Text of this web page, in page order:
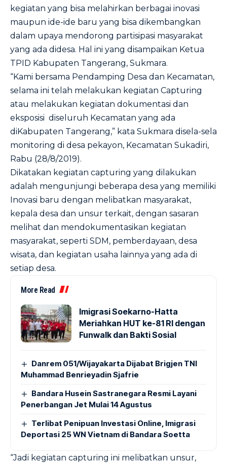
kegiatan yang bisa melahirkan berbagai inovasi
maupun ide-ide baru yang bisa dikembangkan
dalam upaya mendorong partisipasi masyarakat
yang ada didesa. Hal ini yang disampaikan Ketua
TPID Kabupaten Tangerang, Sukmara.
“Kami bersama Pendamping Desa dan Kecamatan,
selama ini telah melakukan kegiatan Capturing
atau melakukan kegiatan dokumentasi dan
eksposisi diseluruh Kecamatan yang ada
diKabupaten Tangerang,” kata Sukmara disela-sela
monitoring di desa pekayon, Kecamatan Sukadiri,
Rabu (28/8/2019).
Dikatakan kegiatan capturing yang dilakukan
adalah mengunjungi beberapa desa yang memiliki
Inovasi baru dengan melibatkan masyarakat,
kepala desa dan unsur terkait, dengan sasaran
melihat dan mendokumentasikan kegiatan
masyarakat, seperti SDM, pemberdayaan, desa
wisata, dan kegiatan usaha lainnya yang ada di
setiap desa.
More Read
Imigrasi Soekarno-Hatta
Meriahkan HUT ke-81 RI dengan
Funwalk dan Bakti Sosial
Danrem 051/Wijayakarta Dijabat Brigjen TNI
Muhammad Benrieyadin Sjafrie
Bandara Husein Sastranegara Resmi Layani
Penerbangan Jet Mulai 14 Agustus
Terlibat Penipuan Investasi Online, Imigrasi
Deportasi 25 WN Vietnam di Bandara Soetta
“Jadi kegiatan capturing ini melibatkan unsur,